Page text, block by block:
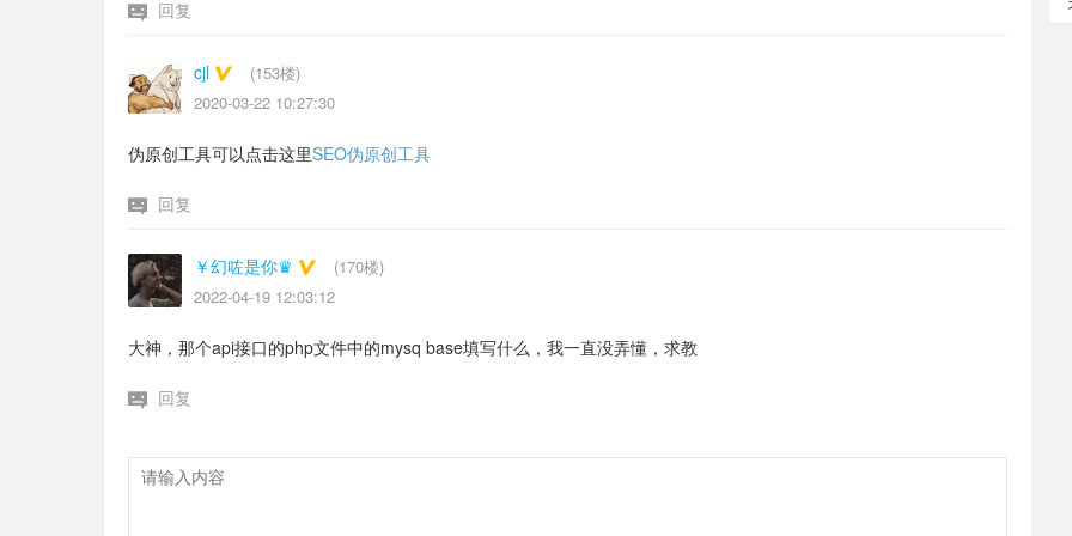
回复
cjl
(153楼)
2020-03-22 10:27:30
伪原创工具可以点击这里SEO伪原创工具
回复
￥幻咗是你♛
(170楼)
2022-04-19 12:03:12
大神，那个api接口的php文件中的mysq base填写什么，我一直没弄懂，求教
回复